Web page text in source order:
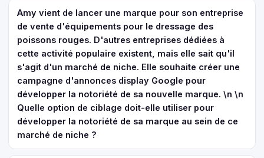
Amy vient de lancer une marque pour son entreprise
de vente d'équipements pour le dressage des
poissons rouges. D'autres entreprises dédiées à
cette activité populaire existent, mais elle sait qu'il
s'agit d'un marché de niche. Elle souhaite créer une
campagne d'annonces display Google pour
développer la notoriété de sa nouvelle marque. \n \n
Quelle option de ciblage doit-elle utiliser pour
développer la notoriété de sa marque au sein de ce
marché de niche ?